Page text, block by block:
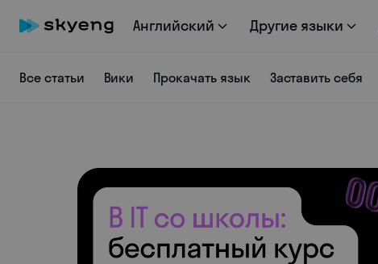
Английский Другие языки
Все статьи Вики Прокачать язык Заставить себя